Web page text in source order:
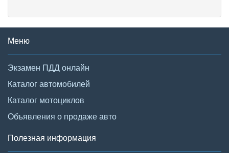
Меню
Экзамен ПДД онлайн
Каталог автомобилей
Каталог мотоциклов
Объявления о продаже авто
Полезная информация